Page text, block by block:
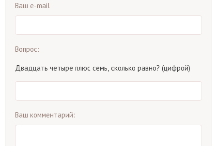
Ваш e-mail
Вопрос:
Двадцать четыре плюс семь, сколько равно? (цифрой)
Ваш комментарий: